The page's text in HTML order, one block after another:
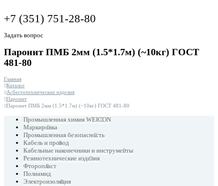
+7 (351) 751-28-80
Задать вопрос
Паронит ПМБ 2мм (1.5*1.7м) (~10кг) ГОСТ
481-80
Главная
Каталог
Асбестотехнические изделия
Паронит
Паронит ПМБ 2мм (1.5*1.7м) (~10кг) ГОСТ 481-80
Промышленная химия WEICON
Маркировка
Промышленная безопасность
Кабель и провод
Кабельные наконечники и инструменты
Резинотехнические изделия
Фторопласт
Полиамид
Электроизоляция